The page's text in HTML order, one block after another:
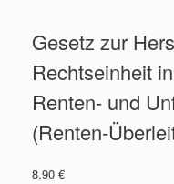
Gesetz zur
Rechtseinheit
Renten- und
(Renten-
8,90 €